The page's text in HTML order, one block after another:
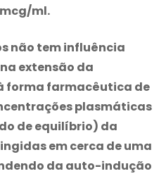
ml.
não tem influência
extensão da
forma farmacêutica de
plasmáticas
de equilíbrio) da
em cerca de uma
da auto-indução